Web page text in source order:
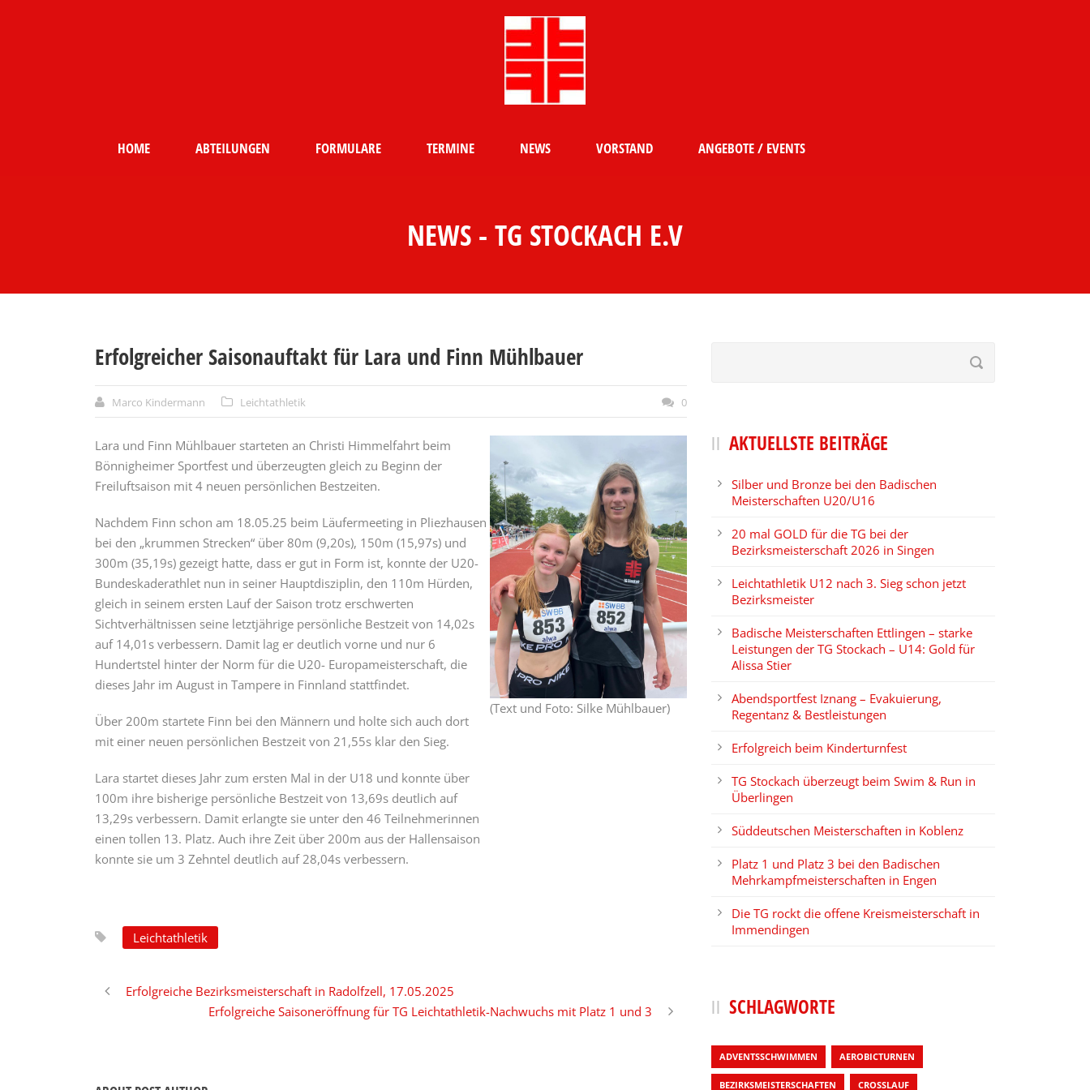
HOME ABTEILUNGEN FORMULARE TERMINE NEWS VORSTAND ANGEBOTE / EVENTS
NEWS - TG STOCKACH E.V
Erfolgreicher Saisonauftakt für Lara und Finn Mühlbauer
Marco Kindermann Leichtathletik 0
Lara und Finn Mühlbauer starteten an Christi Himmelfahrt beim
Bönnigheimer Sportfest und überzeugten gleich zu Beginn der
Freiluftsaison mit 4 neuen persönlichen Bestzeiten.
Nachdem Finn schon am 18.05.25 beim Läufermeeting in Pliezhausen
bei den „krummen Strecken“ über 80m (9,20s), 150m (15,97s) und
300m (35,19s) gezeigt hatte, dass er gut in Form ist, konnte der U20-
Bundeskaderathlet nun in seiner Hauptdisziplin, den 110m Hürden,
gleich in seinem ersten Lauf der Saison trotz erschwerten
Sichtverhältnissen seine letztjährige persönliche Bestzeit von 14,02s
auf 14,01s verbessern. Damit lag er deutlich vorne und nur 6
Hundertstel hinter der Norm für die U20- Europameisterschaft, die
dieses Jahr im August in Tampere in Finnland stattfindet.
Über 200m startete Finn bei den Männern und holte sich auch dort
mit einer neuen persönlichen Bestzeit von 21,55s klar den Sieg.
Lara startet dieses Jahr zum ersten Mal in der U18 und konnte über
100m ihre bisherige persönliche Bestzeit von 13,69s deutlich auf
13,29s verbessern. Damit erlangte sie unter den 46 Teilnehmerinnen
einen tollen 13. Platz. Auch ihre Zeit über 200m aus der Hallensaison
konnte sie um 3 Zehntel deutlich auf 28,04s verbessern.
(Text und Foto: Silke Mühlbauer)
Leichtathletik
Erfolgreiche Bezirksmeisterschaft in Radolfzell, 17.05.2025
Erfolgreiche Saisoneröffnung für TG Leichtathletik-Nachwuchs mit Platz 1 und 3
AKTUELLSTE BEITRÄGE
Silber und Bronze bei den Badischen
Meisterschaften U20/U16
20 mal GOLD für die TG bei der
Bezirksmeisterschaft 2026 in Singen
Leichtathletik U12 nach 3. Sieg schon jetzt
Bezirksmeister
Badische Meisterschaften Ettlingen – starke
Leistungen der TG Stockach – U14: Gold für
Alissa Stier
Abendsportfest Iznang – Evakuierung,
Regentanz & Bestleistungen
Erfolgreich beim Kinderturnfest
TG Stockach überzeugt beim Swim & Run in
Überlingen
Süddeutschen Meisterschaften in Koblenz
Platz 1 und Platz 3 bei den Badischen
Mehrkampfmeisterschaften in Engen
Die TG rockt die offene Kreismeisterschaft in
Immendingen
SCHLAGWORTE
ADVENTSSCHWIMMEN AEROBICTURNEN
BEZIRKSMEISTERSCHAFTEN CROSSLAUF